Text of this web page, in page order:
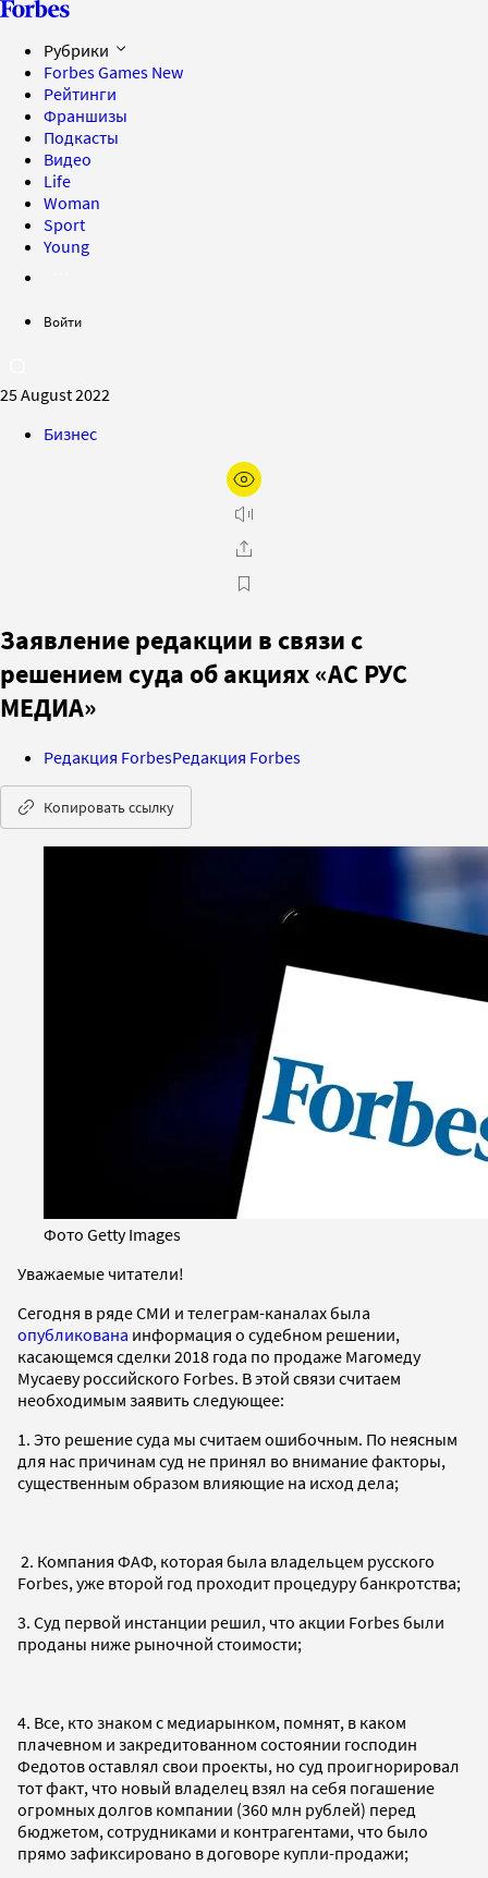
Рубрики
Forbes Games New
Рейтинги
Франшизы
Подкасты
Видео
Life
Woman
Sport
Young
Войти
25 August 2022
Бизнес
Заявление редакции в связи с
решением суда об акциях «АС РУС
МЕДИА»
Редакция ForbesРедакция Forbes
Копировать ссылку
Фото Getty Images
Уважаемые читатели!
Сегодня в ряде СМИ и телеграм-каналах была
опубликована информация о судебном решении,
касающемся сделки 2018 года по продаже Магомеду
Мусаеву российского Forbes. В этой связи считаем
необходимым заявить следующее:
1. Это решение суда мы считаем ошибочным. По неясным
для нас причинам суд не принял во внимание факторы,
существенным образом влияющие на исход дела;
2. Компания ФАФ, которая была владельцем русского
Forbes, уже второй год проходит процедуру банкротства;
3. Суд первой инстанции решил, что акции Forbes были
проданы ниже рыночной стоимости;
4. Все, кто знаком с медиарынком, помнят, в каком
плачевном и закредитованном состоянии господин
Федотов оставлял свои проекты, но суд проигнорировал
тот факт, что новый владелец взял на себя погашение
огромных долгов компании (360 млн рублей) перед
бюджетом, сотрудниками и контрагентами, что было
прямо зафиксировано в договоре купли-продажи;